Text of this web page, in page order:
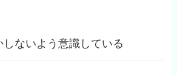
ないよう意識している